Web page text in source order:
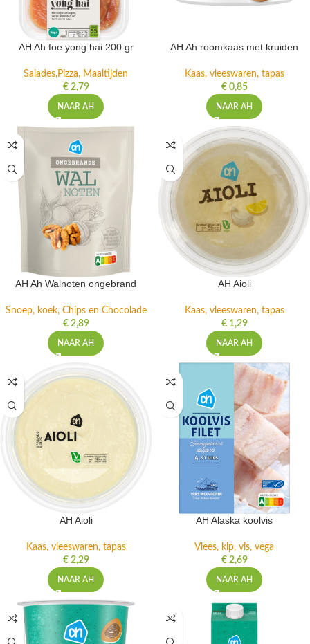
AH Ah foe yong hai 200 gr
Salades,Pizza, Maaltijden
€2,79
NAAR AH
AH Ah roomkaas met kruiden
Kaas, vleeswaren, tapas
€0,85
NAAR AH
AH Ah Walnoten ongebrand
Snoep, koek, Chips en Chocolade
€2,89
NAAR AH
AH Aioli
Kaas, vleeswaren, tapas
€1,29
NAAR AH
AH Aioli
Kaas, vleeswaren, tapas
€2,29
NAAR AH
AH Alaska koolvis
Vlees, kip, vis, vega
€2,69
NAAR AH